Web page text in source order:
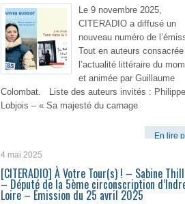
Le 9 novembre 2025,
CITERADIO a diffusé un
nouveau numéro de
Tout en auteurs
l’actualité littéraire du
et animée par Guillaume
Colombat. Liste des auteurs invités : Philippe
Lobjois – « Sa majesté du carnage
En lire
4 mai 2025
[CITERADIO] À Votre Tour(s) ! – Sabine
– Député de la 5ème circonscription
Loire – Émission du 25 avril 2025